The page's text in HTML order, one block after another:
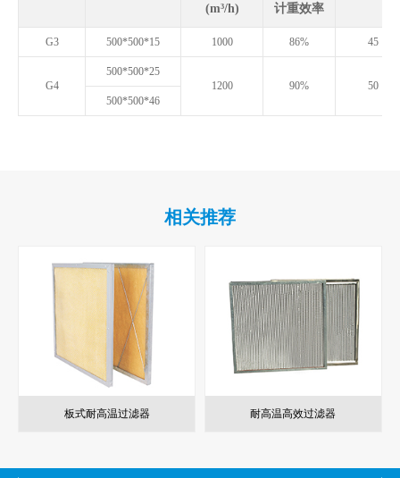
(m³/h) 计重效率
G3 500*500*15 1000 86% 45
G4
500*500*25
1200
90%
50
500*500*46
相关推荐
板式耐高温过滤器 耐高温高效过滤器